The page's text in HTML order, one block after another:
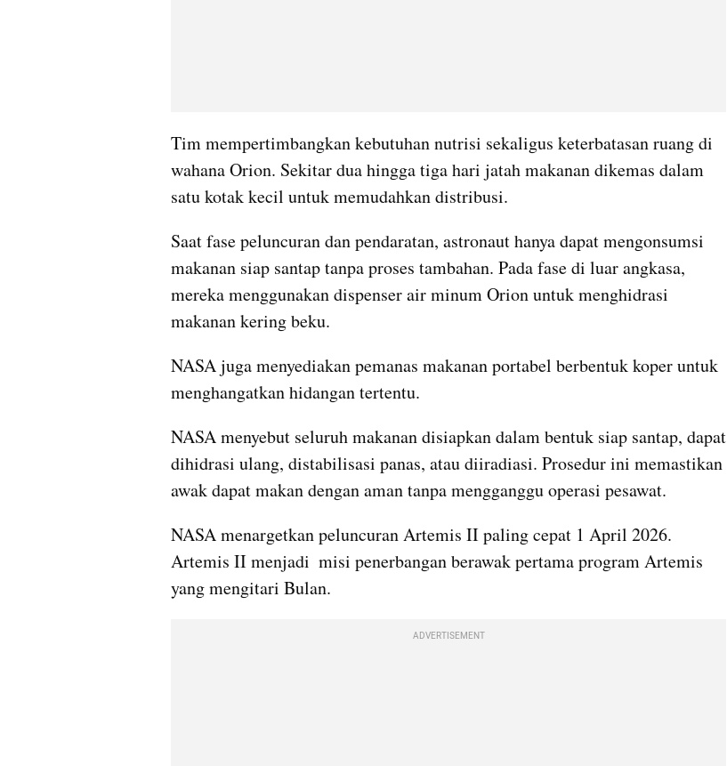
Tim mempertimbangkan kebutuhan nutrisi sekaligus keterbatasan ruang di
wahana Orion. Sekitar dua hingga tiga hari jatah makanan dikemas dalam
satu kotak kecil untuk memudahkan distribusi.
Saat fase peluncuran dan pendaratan, astronaut hanya dapat mengonsumsi
makanan siap santap tanpa proses tambahan. Pada fase di luar angkasa,
mereka menggunakan dispenser air minum Orion untuk menghidrasi
makanan kering beku.
NASA juga menyediakan pemanas makanan portabel berbentuk koper untuk
menghangatkan hidangan tertentu.
NASA menyebut seluruh makanan disiapkan dalam bentuk siap santap, dapat
dihidrasi ulang, distabilisasi panas, atau diiradiasi. Prosedur ini memastikan
awak dapat makan dengan aman tanpa mengganggu operasi pesawat.
NASA menargetkan peluncuran Artemis II paling cepat 1 April 2026.
Artemis II menjadi  misi penerbangan berawak pertama program Artemis
yang mengitari Bulan.
ADVERTISEMENT